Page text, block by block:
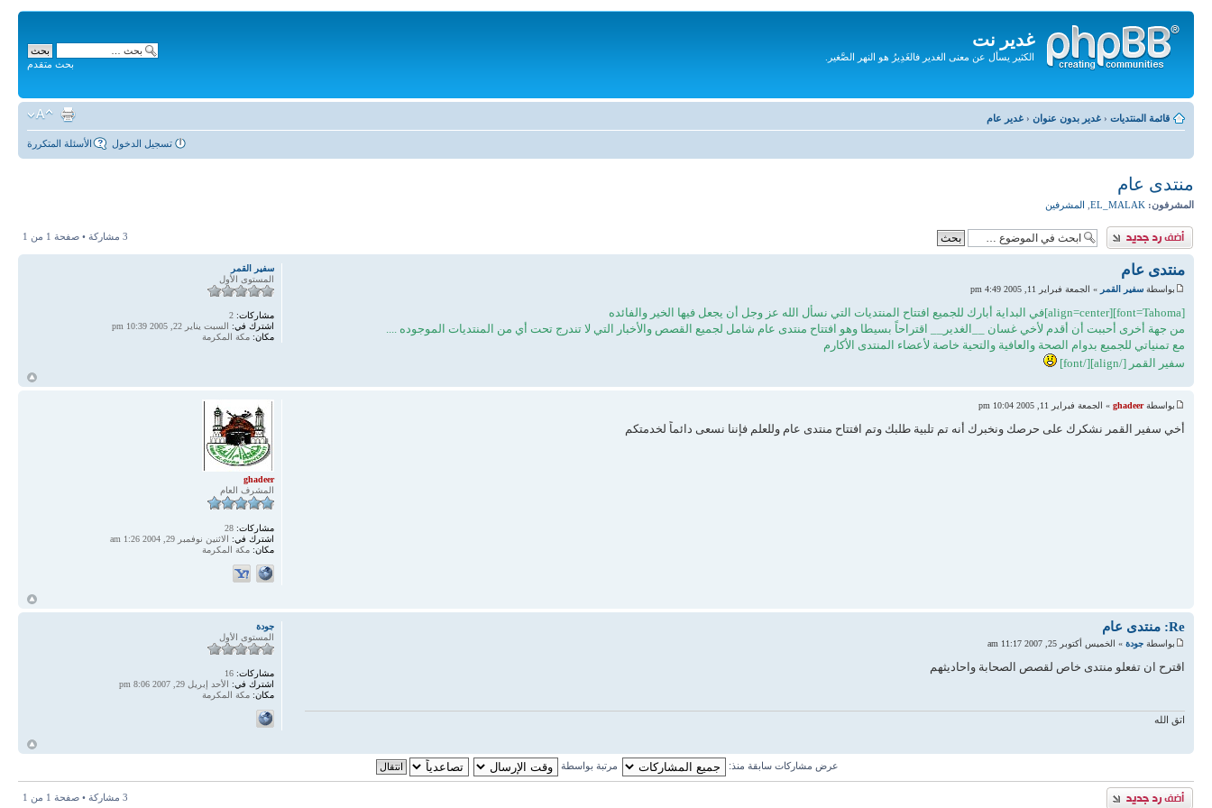
غدير نت
الكثير يسأل عن معنى الغدير فالغَدِيرُ هو النهر الصَّغير.
المحتويات
بحث متقدم
قائمة المنتديات ‹ غدير بدون عنوان ‹ غدير عام
الأسئلة المتكررة تسجيل الدخول
منتدى عام
المشرفون: EL_MALAK المشرفين
إضافة رد 3 مشاركة • صفحة 1 من 1
منتدى عام
بواسطة سفير القمر » الجمعة فبراير 11, 2005 4:49 pm
[font=Tahoma][align=center]في البداية أبارك للجميع افتتاح المنتديات التي نسأل الله عز وجل أن يجعل فيها الخير والفائده
من جهة أخرى أحببت أن أقدم لأخي غسان __الغدير__ اقتراحاً بسيطا وهو افتتاح منتدى عام شامل لجميع القصص والأخبار التي لا تندرج تحت أي من المنتديات الموجوده ....
مع تمنياتي للجميع بدوام الصحة والعافية والتحية خاصة لأعضاء المنتدى الأكارم
سفير القمر [/align][/font]
سفير القمر
المستوى الأول
مشاركات:
اشترك في: السبت يناير 22, 2005 10:39 pm
مكان: مكة المكرمة
بواسطةghadeer » الجمعة فبراير 11, 2005 10:04 pm
أخي سفير القمر نشكرك على حرصك ونخبرك أنه تم تلبية طلبك وتم افتتاح منتدى عام وللعلم فإننا نسعى دائماً لخدمتكم
ghadeer
المشرف العام
مشاركات:
اشترك في: الاثنين نوفمبر 29, 2004 1:26 am
مكان: مكة المكرمة
Re: منتدى عام
بواسطة جودة » الخميس أكتوبر 25, 2007 11:17 am
اقترح ان تفعلو منتدى خاص لقصص الصحابة واحاديثهم
اتق الله
جودة
المستوى الأول
مشاركات:
اشترك في: الأحد إبريل 29, 2007 8:06 pm
مكان: مكة المكرمة
عرض مشاركات سابقة منذ: مرتبة بواسطة
إضافة رد 3 مشاركة • صفحة 1 من 1